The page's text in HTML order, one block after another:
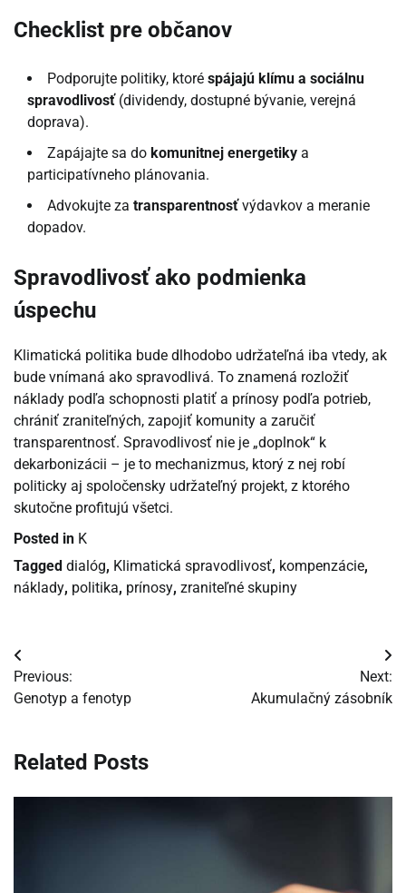
Checklist pre občanov
Podporujte politiky, ktoré spájajú klímu a sociálnu
spravodlivosť(dividendy, dostupné bývanie, verejná
doprava).
Zapájajte sa do komunitnej energetiky a
participatívneho plánovania.
Advokujte za transparentnosťvýdavkov a meranie
dopadov.
Spravodlivosť ako podmienka
úspechu
Klimatická politika bude dlhodobo udržateľná iba vtedy, ak
bude vnímaná ako spravodlivá. To znamená rozložiť
náklady podľa schopnosti platiť a prínosy podľa potrieb,
chrániť zraniteľných, zapojiť komunity a zaručiť
transparentnosť. Spravodlivosť nie je „doplnok“ k
dekarbonizácii – je to mechanizmus, ktorý z nej robí
politicky aj spoločensky udržateľný projekt, z ktorého
skutočne profitujú všetci.
Posted in K
Tagged dialóg, Klimatická spravodlivosť, kompenzácie,
náklady, politika, prínosy, zraniteľné skupiny
Navigácia
v
Previous:
Genotyp a fenotyp
Next:
Akumulačný zásobník
Related Posts